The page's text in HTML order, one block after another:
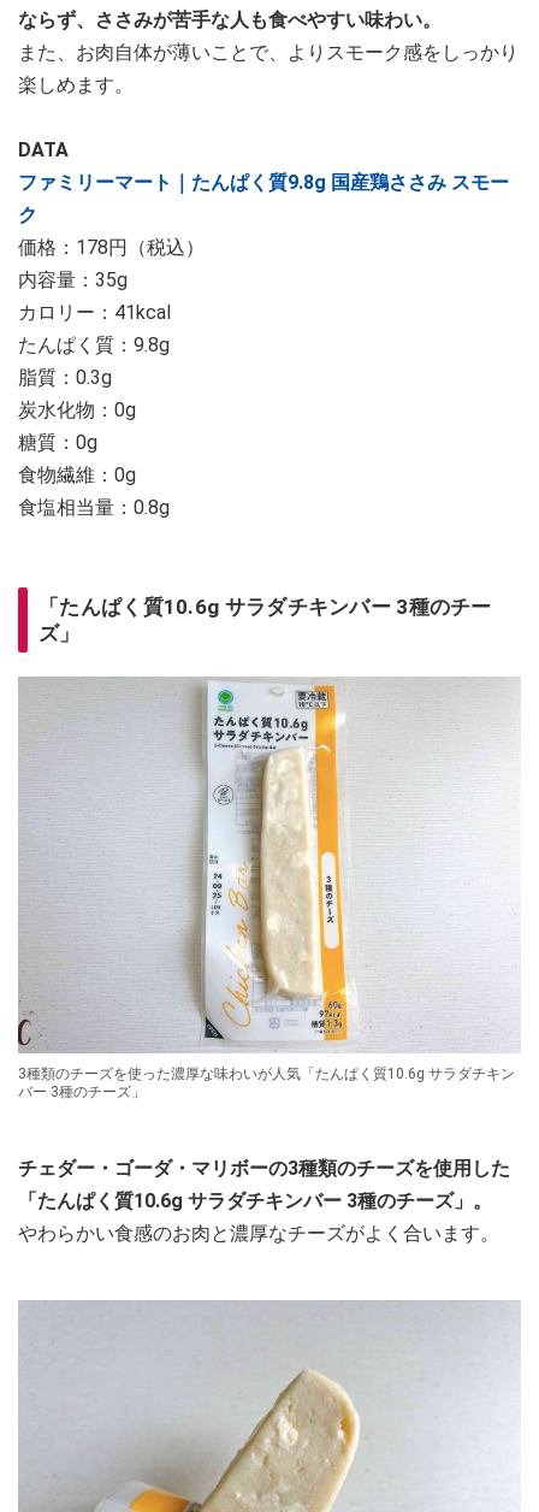
ならず、ささみが苦手な人も食べやすい味わい。
また、お肉自体が薄いことで、よりスモーク感をしっかり
楽しめます。
DATA
ファミリーマート｜たんぱく質9.8g 国産鶏ささみ スモー
ク
価格：178円（税込）
内容量：35g
カロリー：41kcal
たんぱく質：9.8g
脂質：0.3g
炭水化物：0g
糖質：0g
食物繊維：0g
食塩相当量：0.8g
「たんぱく質10.6g サラダチキンバー 3種のチー
ズ」
3種類のチーズを使った濃厚な味わいが人気「たんぱく質10.6g サラダチキン
バー 3種のチーズ」
チェダー・ゴーダ・マリボーの3種類のチーズを使用した
「たんぱく質10.6g サラダチキンバー 3種のチーズ」。
やわらかい食感のお肉と濃厚なチーズがよく合います。